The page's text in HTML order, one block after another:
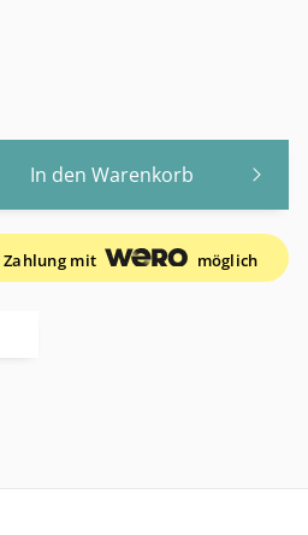
In den Warenkorb
Zahlung mit möglich